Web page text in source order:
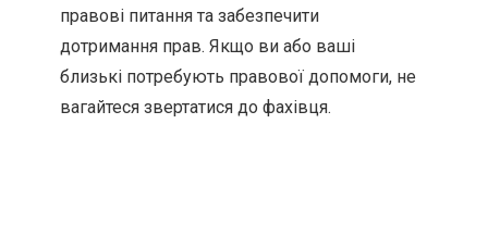
правові питання та забезпечити
дотримання прав. Якщо ви або ваші
близькі потребують правової допомоги, не
вагайтеся звертатися до фахівця.